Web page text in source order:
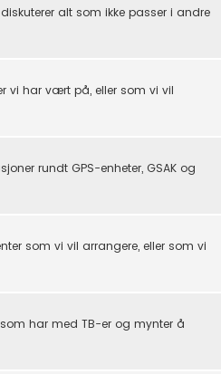
alt som ikke passer i andre
vi har vært på, eller som vi vil
rundt GPS-enheter, GSAK og
som vi vil arrangere, eller som vi
har med TB-er og mynter å